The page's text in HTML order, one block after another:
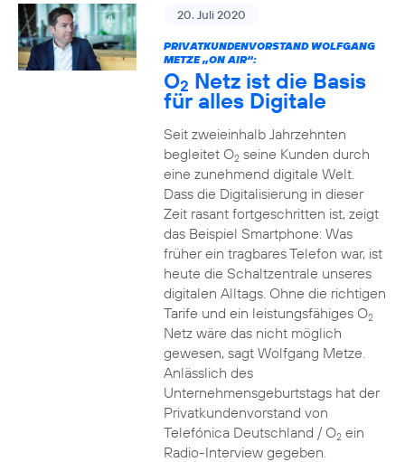
20. Juli 2020
PRIVATKUNDENVORSTAND WOLFGANG
METZE „ON AIR“:
O2 Netz ist die Basis
für alles Digitale
Seit zweieinhalb Jahrzehnten
begleitet O2seine Kunden durch
eine zunehmend digitale Welt.
Dass die Digitalisierung in dieser
Zeit rasant fortgeschritten ist, zeigt
das Beispiel Smartphone: Was
früher ein tragbares Telefon war, ist
heute die Schaltzentrale unseres
digitalen Alltags. Ohne die richtigen
Tarife und ein leistungsfähiges O2
Netz wäre das nicht möglich
gewesen, sagt Wolfgang Metze.
Anlässlich des
Unternehmensgeburtstags hat der
Privatkundenvorstand von
Telefónica Deutschland / O2ein
Radio-Interview gegeben.